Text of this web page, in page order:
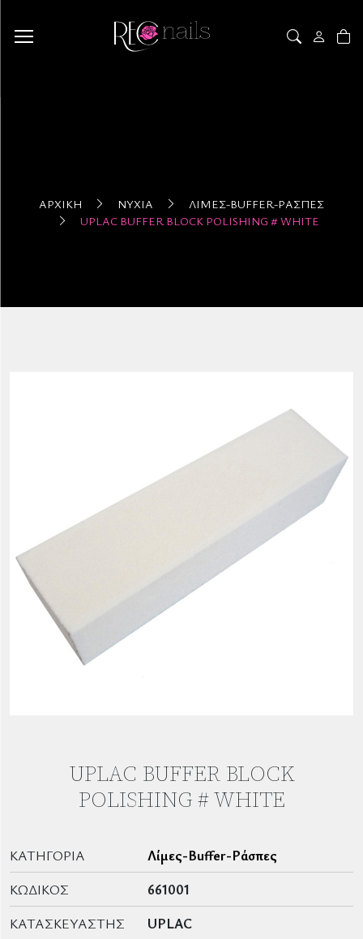
ΑΡΧΙΚΉ ΝΎΧΙΑ
ΛΊΜΕΣ-BUFFER-ΡΆΣΠΕΣ
UPLAC BUFFER BLOCK POLISHING # WHITE
UPLAC BUFFER BLOCK
POLISHING # WHITE
ΚΑΤΗΓΟΡΊΑ
Λίμες-Buffer-Ράσπες
ΚΩΔΙΚΌΣ
661001
ΚΑΤΑΣΚΕΥΑΣΤΉΣ
UPLAC